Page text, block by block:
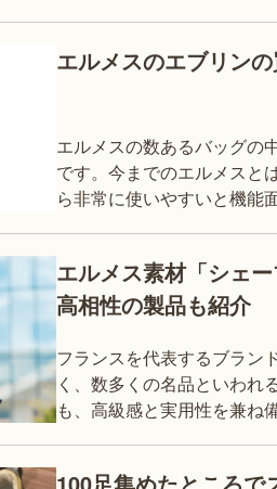
エルメスのエブリン
エルメスの数あるバッグの
です。今までのエルメスと
ら非常に使いやすいと機能
エルメス素材「シェ
高相性の製品も紹介
フランスを代表するブラン
く、数多くの名品といわれるバ
も、高級感と実用性を兼ね
100足集めたところで